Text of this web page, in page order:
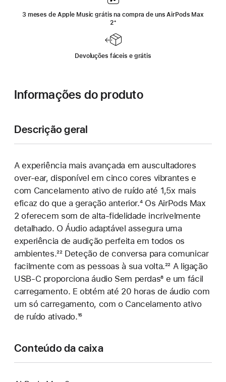
3 meses de Apple Music grátis na compra de uns AirPods Max
2‍Nota
rodapé
‍⁺
Devoluções fáceis e grátis
Informações do produto
Descrição geral
A experiência mais avançada em auscultadores
over‑ear, disponível em cinco cores vibrantes e
com Cancelamento ativo de ruído até 1,5x mais
eficaz do que a geração anterior.Nota
de
rodapé
⁴ Os AirPods Max
2 oferecem som de alta‑fidelidade incrivelmente
detalhado. O Áudio adaptável assegura uma
experiência de audição perfeita em todos os
ambientes.Nota
de
rodapé
²² Deteção de conversa para comunicar
facilmente com as pessoas à sua volta.Nota
de
rodapé
²² A ligação
USB‑C proporciona áudio Sem perdasNota
de
rodapé
⁸ e um fácil
carregamento. E obtém até 20 horas de áudio com
um só carregamento, com o Cancelamento ativo
de ruído ativado.Nota
¹⁵
Conteúdo da caixa